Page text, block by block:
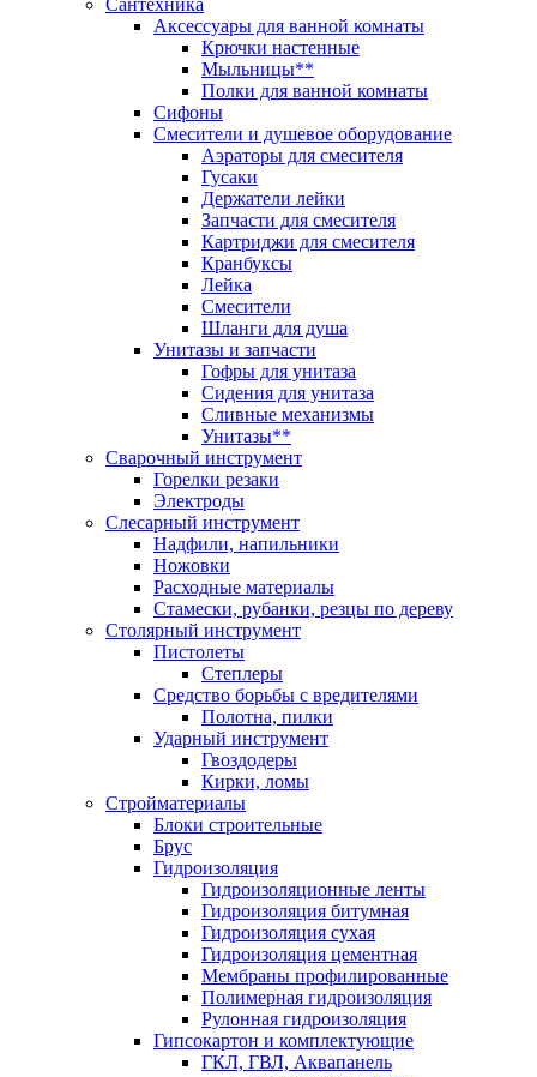
Сантехника
Аксессуары для ванной комнаты
Крючки настенные
Мыльницы**
Полки для ванной комнаты
Сифоны
Смесители и душевое оборудование
Аэраторы для смесителя
Гусаки
Держатели лейки
Запчасти для смесителя
Картриджи для смесителя
Кранбуксы
Лейка
Смесители
Шланги для душа
Унитазы и запчасти
Гофры для унитаза
Сидения для унитаза
Сливные механизмы
Унитазы**
Сварочный инструмент
Горелки резаки
Электроды
Слесарный инструмент
Надфили, напильники
Ножовки
Расходные материалы
Стамески, рубанки, резцы по дереву
Столярный инструмент
Пистолеты
Степлеры
Средство борьбы с вредителями
Полотна, пилки
Ударный инструмент
Гвоздодеры
Кирки, ломы
Стройматериалы
Блоки строительные
Брус
Гидроизоляция
Гидроизоляционные ленты
Гидроизоляция битумная
Гидроизоляция сухая
Гидроизоляция цементная
Мембраны профилированные
Полимерная гидроизоляция
Рулонная гидроизоляция
Гипсокартон и комплектующие
ГКЛ, ГВЛ, Аквапанель